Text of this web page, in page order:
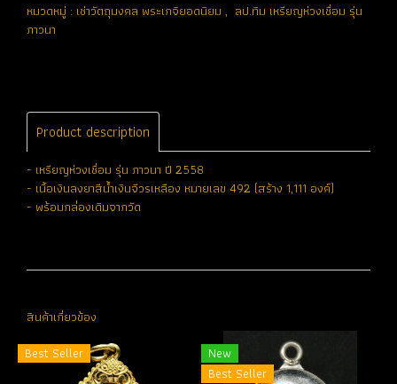
หมวดหมู่ : เช่าวัตถุมงคล พระเกจิยอดนิยม , ลป.ทิม เหรียญห่วงเชื่อม รุ่น
ภาวนา
Product description
- เหรียญห่วงเชื่อม รุ่น ภาวนา ปี 2558
- เนื้อเงินลงยาสีน้ำเงินจีวรเหลือง หมายเลข 492 (สร้าง 1,111 องค์)
- พร้อมกล่่องเดิมจากวัด
สินค้าเกี่ยวข้อง
Best Seller
New
Best Seller